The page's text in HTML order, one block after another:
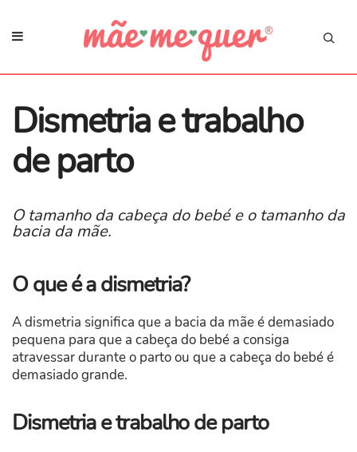
Dismetria e trabalho
de parto
O tamanho da cabeça do bebé e o tamanho da
bacia da mãe.
O que é a dismetria?
A dismetria significa que a bacia da mãe é demasiado
pequena para que a cabeça do bebé a consiga
atravessar durante o parto ou que a cabeça do bebé é
demasiado grande.
Dismetria e trabalho de parto